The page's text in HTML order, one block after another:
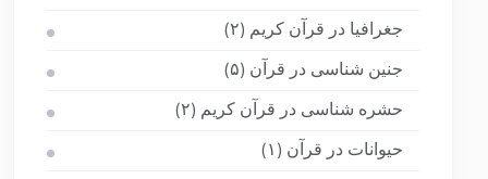
جغرافیا در قرآن کریم (۲)
جنین شناسی در قرآن (۵)
حشره شناسی در قرآن کریم (۲)
حیوانات در قرآن (۱)